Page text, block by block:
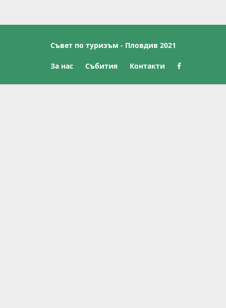
Съвет по туризъм - Пловдив 2021
За нас Събития Контакти